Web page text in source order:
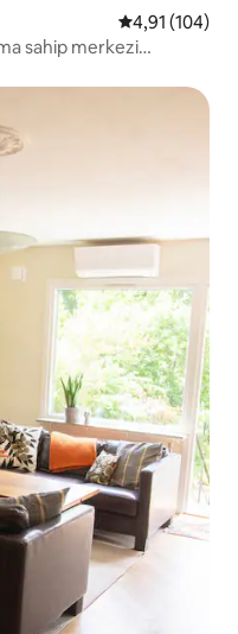
5 üzerinden
4,91 (104)
sahip merkezi